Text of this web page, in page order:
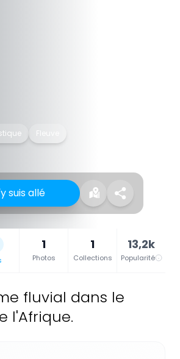
Fleuve
suis allé
1
Photos
1
Collections
13,2k
Popularité
fluvial dans le
l'Afrique.